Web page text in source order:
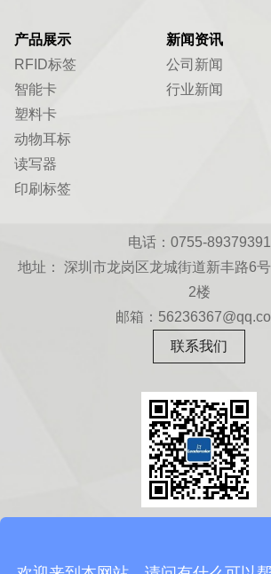
产品展示
RFID标签
智能卡
塑料卡
动物耳标
读写器
印刷标签
新闻资讯
公司新闻
行业新闻
电话：0755-89379391
地址： 深圳市龙岗区龙城街道新丰路6
2楼
邮箱：
联系我们